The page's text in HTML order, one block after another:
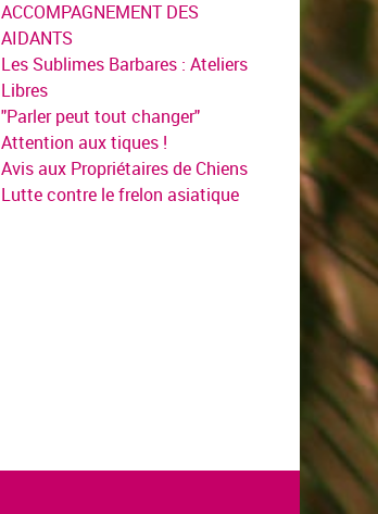
ACCOMPAGNEMENT DES
AIDANTS
Les Sublimes Barbares : Ateliers
Libres
"Parler peut tout changer"
Attention aux tiques !
Avis aux Propriétaires de Chiens
Lutte contre le frelon asiatique